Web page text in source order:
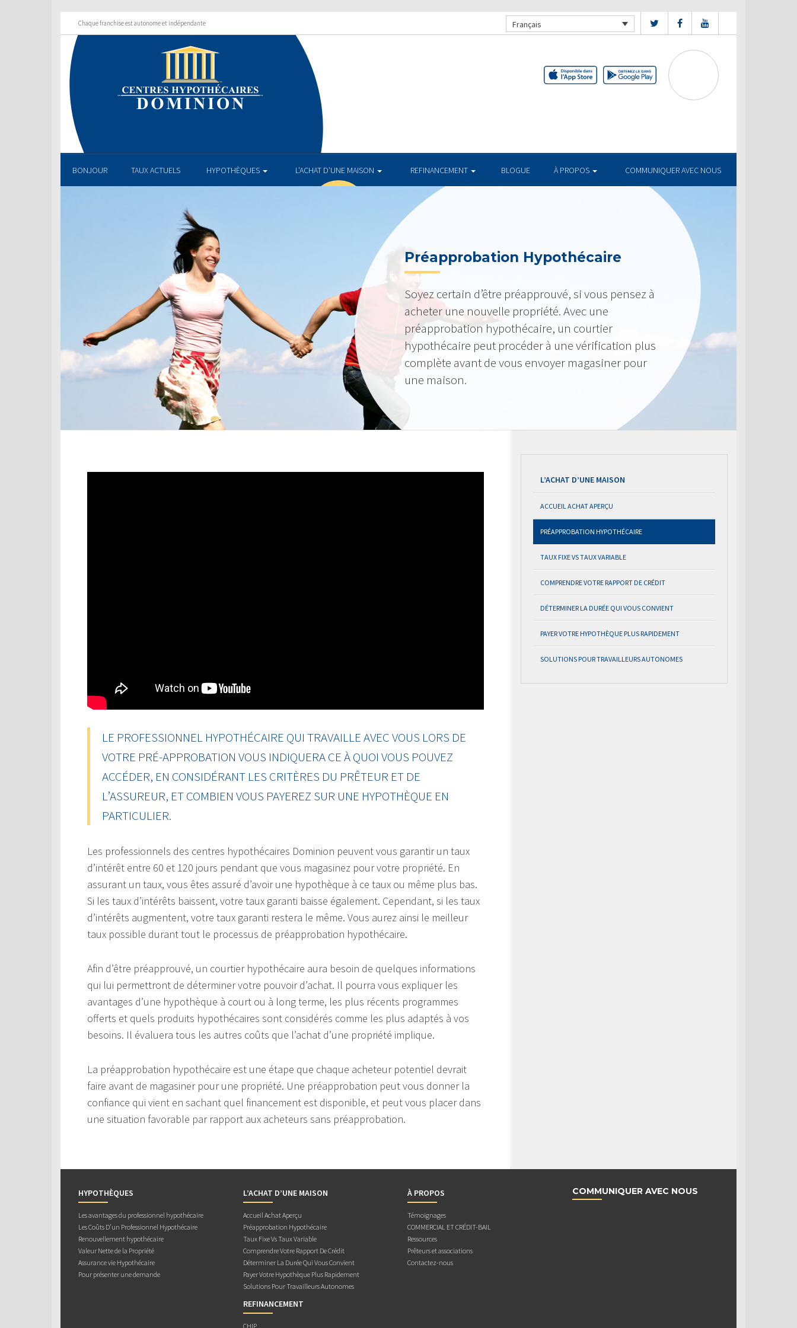
Chaque franchise est autonome et indépendante Français
BONJOUR TAUX ACTUELS HYPOTHÈQUES L’ACHAT D’UNE MAISON REFINANCEMENT BLOGUE À PROPOS COMMUNIQUER AVEC NOUS
Préapprobation Hypothécaire
Soyez certain d’être préapprouvé, si vous pensez à
acheter une nouvelle propriété. Avec une
préapprobation hypothécaire, un courtier
hypothécaire peut procéder à une vérification plus
complète avant de vous envoyer magasiner pour
une maison.
LE PROFESSIONNEL HYPOTHÉCAIRE QUI TRAVAILLE AVEC VOUS LORS DE
VOTRE PRÉ-APPROBATION VOUS INDIQUERA CE À QUOI VOUS POUVEZ
ACCÉDER, EN CONSIDÉRANT LES CRITÈRES DU PRÊTEUR ET DE
L’ASSUREUR, ET COMBIEN VOUS PAYEREZ SUR UNE HYPOTHÈQUE EN
PARTICULIER.
Les professionnels des centres hypothécaires Dominion peuvent vous garantir un taux
d’intérêt entre 60 et 120 jours pendant que vous magasinez pour votre propriété. En
assurant un taux, vous êtes assuré d’avoir une hypothèque à ce taux ou même plus bas.
Si les taux d’intérêts baissent, votre taux garanti baisse également. Cependant, si les taux
d’intérêts augmentent, votre taux garanti restera le même. Vous aurez ainsi le meilleur
taux possible durant tout le processus de préapprobation hypothécaire.
Afin d’être préapprouvé, un courtier hypothécaire aura besoin de quelques informations
qui lui permettront de déterminer votre pouvoir d’achat. Il pourra vous expliquer les
avantages d’une hypothèque à court ou à long terme, les plus récents programmes
offerts et quels produits hypothécaires sont considérés comme les plus adaptés à vos
besoins. Il évaluera tous les autres coûts que l’achat d’une propriété implique.
La préapprobation hypothécaire est une étape que chaque acheteur potentiel devrait
faire avant de magasiner pour une propriété. Une préapprobation peut vous donner la
confiance qui vient en sachant quel financement est disponible, et peut vous placer dans
une situation favorable par rapport aux acheteurs sans préapprobation.
L’ACHAT D’UNE MAISON
ACCUEIL ACHAT APERÇU
PRÉAPPROBATION HYPOTHÉCAIRE
TAUX FIXE VS TAUX VARIABLE
COMPRENDRE VOTRE RAPPORT DE CRÉDIT
DÉTERMINER LA DURÉE QUI VOUS CONVIENT
PAYER VOTRE HYPOTHÈQUE PLUS RAPIDEMENT
SOLUTIONS POUR TRAVAILLEURS AUTONOMES
HYPOTHÈQUES
Les avantages du professionnel hypothécaire
Les Coûts D’un Professionnel Hypothécaire
Renouvellement hypothécaire
Valeur Nette de la Propriété
Assurance vie Hypothécaire
Pour présenter une demande
L’ACHAT D’UNE MAISON
Accueil Achat Aperçu
Préapprobation Hypothécaire
Taux Fixe Vs Taux Variable
Comprendre Votre Rapport De Crédit
Déterminer La Durée Qui Vous Convient
Payer Votre Hypothèque Plus Rapidement
Solutions Pour Travailleurs Autonomes
REFINANCEMENT
CHIP
À PROPOS
Témoignages
COMMERCIAL ET CRÉDIT-BAIL
Ressources
Prêteurs et associations
Contactez-nous
COMMUNIQUER AVEC NOUS